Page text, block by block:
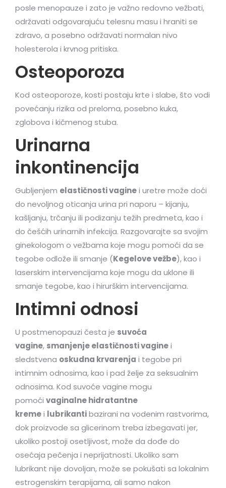
posle menopauze i zato je važno redovno vežbati,
održavati odgovarajuću telesnu masu i hraniti se
zdravo, a posebno održavati normalan nivo
holesterola i krvnog pritiska.
Osteoporoza
Kod osteoporoze, kosti postaju krte i slabe, što vodi
povećanju rizika od preloma, posebno kuka,
zglobova i kičmenog stuba.
Urinarna
inkontinencija
Gubljenjem elastičnosti vaginei uretre može doći
do nevoljnog oticanja urina pri naporu – kijanju,
kašljanju, trčanju ili podizanju težih predmeta, kao i
do češćih urinarnih infekcija. Razgovarajte sa svojim
ginekologom o vežbama koje mogu pomoći da se
tegobe odlože ili smanje (Kegelove vežbe), kao i
laserskim intervencijama koje mogu da uklone ili
smanje tegobe, kao i hirurškim intervencijama.
Intimni odnosi
U postmenopauzi česta je suvoća
vagine, smanjenje elastičnosti vaginei
sledstvena oskudna krvarenja i tegobe pri
intimnim odnosima, kao i pad želje za seksualnim
odnosima. Kod suvoće vagine mogu
pomoći vaginalne hidratantne
kremei lubrikantibazirani na vodenim rastvorima,
dok proizvode sa glicerinom treba izbegavati jer,
ukoliko postoji osetljivost, može da dođe do
osećaja pečenja i neprijatnosti. Ukoliko sam
lubrikant nije dovoljan, može se pokušati sa lokalnim
estrogenskim terapijama, ali samo nakon